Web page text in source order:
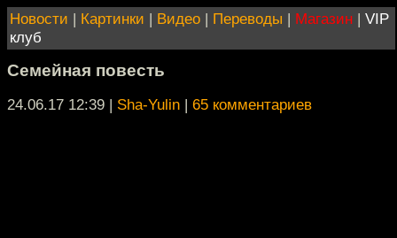
Новости | Картинки | Видео | Переводы | Магазин | VIP
клуб
Семейная повесть
24.06.17 12:39 | Sha-Yulin | 65 комментариев